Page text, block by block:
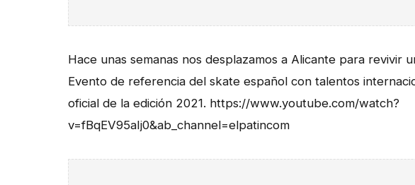
Hace unas semanas nos desplazamos a Alicante para revivir
Evento de referencia del skate español con talentos
oficial de la edición 2021. https://www.youtube.com/watch?
v=fBqEV95aIj0&ab_channel=elpatincom